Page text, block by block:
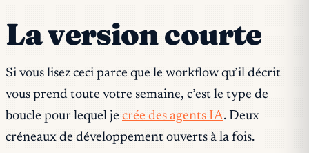
La version courte
Si vous lisez ceci parce que le workflow qu’il décrit
vous prend toute votre semaine, c’est le type de
boucle pour lequel je crée des agents IA. Deux
créneaux de développement ouverts à la fois.